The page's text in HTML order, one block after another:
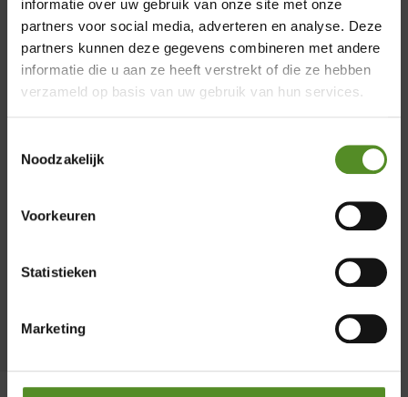
informatie over uw gebruik van onze site met onze
partners voor social media, adverteren en analyse. Deze
partners kunnen deze gegevens combineren met andere
informatie die u aan ze heeft verstrekt of die ze hebben
verzameld op basis van uw gebruik van hun services.
Noodzakelijk
Voorkeuren
Statistieken
Marketing
Garantie
Showroom Breda
Vrijdag 12:00 – 17:00
Zondag 12:00 – 17:00
×